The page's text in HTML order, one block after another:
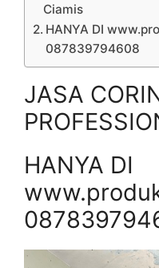
Ciamis
HANYA DI
087839794608
JASA
HANYA DI